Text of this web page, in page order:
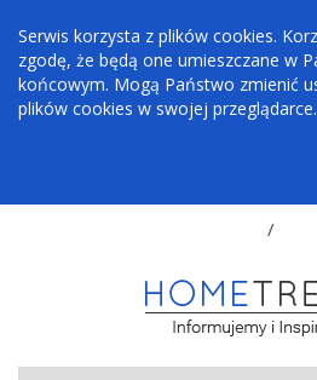
Serwis korzysta z plików cookies.
zgodę, że będą one umieszczane w
końcowym. Mogą Państwo zmienić
plików cookies w swojej przeglądarce.
/